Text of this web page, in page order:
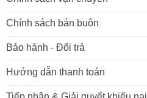
Chính sách bán buôn
Bảo hành - Đổi trả
Hướng dẫn thanh toán